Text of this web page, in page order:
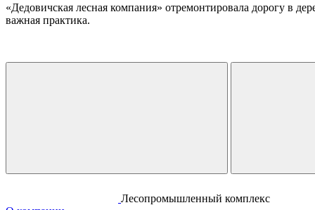
«Дедовичская лесная компания» отремонтировала дорогу в
важная практика.
Лесопромышленный комплекс